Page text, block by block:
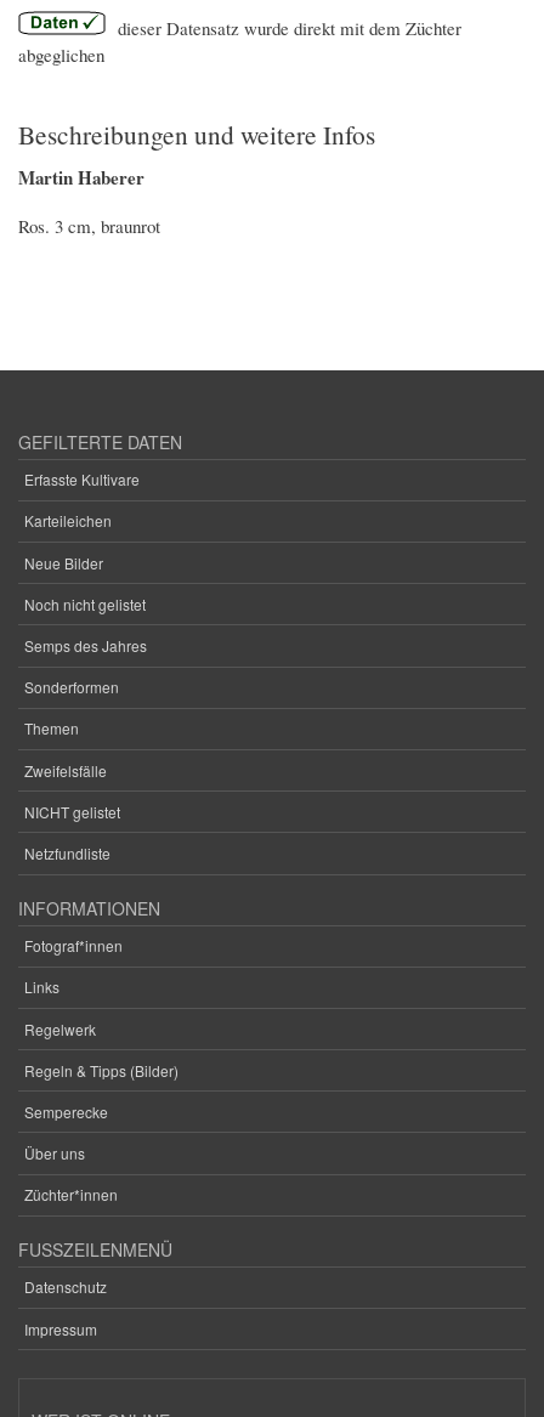
dieser Datensatz wurde direkt mit dem Züchter
abgeglichen
Beschreibungen und weitere Infos
Martin Haberer
Ros. 3 cm, braunrot
GEFILTERTE DATEN
Erfasste Kultivare
Karteileichen
Neue Bilder
Noch nicht gelistet
Semps des Jahres
Sonderformen
Themen
Zweifelsfälle
NICHT gelistet
Netzfundliste
INFORMATIONEN
Fotograf*innen
Links
Regelwerk
Regeln & Tipps (Bilder)
Semperecke
Über uns
Züchter*innen
FUSSZEILENMENÜ
Datenschutz
Impressum